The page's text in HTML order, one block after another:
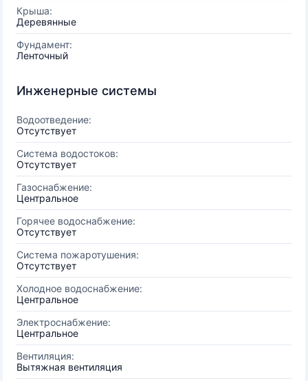
Крыша:
Деревянные
Фундамент:
Ленточный
Инженерные системы
Водоотведение:
Отсутствует
Система водостоков:
Отсутствует
Газоснабжение:
Центральное
Горячее водоснабжение:
Отсутствует
Система пожаротушения:
Отсутствует
Холодное водоснабжение:
Центральное
Электроснабжение:
Центральное
Вентиляция:
Вытяжная вентиляция